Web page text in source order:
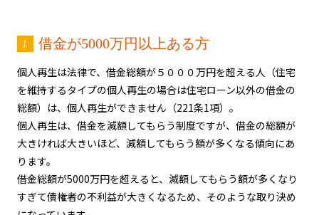
借金が5000万円以上ある方
個人再生は法律で、借金総額が５０００万円を超える人（住宅
を維持するタイプの個人再生の場合は住宅ローン以外の借金の
総額）は、個人再生ができません（221条1項）。
個人再生は、借金を減額してもらう制度ですが、借金の総額が
大きければ大きいほど、減額してもらう額が多くなる傾向にあ
ります。
借金総額が5000万円を超えると、減額してもらう額が多くなり
すぎて債権者の不利益が大きくなるため、そのような取り決め